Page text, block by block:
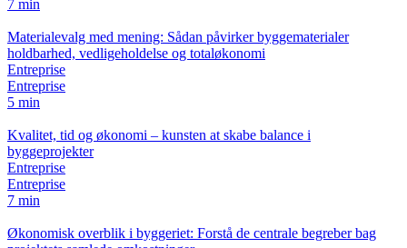
7 min
Materialevalg med mening: Sådan påvirker byggematerialer
holdbarhed, vedligeholdelse og totaløkonomi
Entreprise
Entreprise
5 min
Kvalitet, tid og økonomi – kunsten at skabe balance i
byggeprojekter
Entreprise
Entreprise
7 min
Økonomisk overblik i byggeriet: Forstå de centrale begreber bag